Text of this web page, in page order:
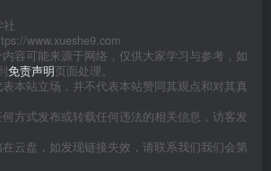
社
www.xueshe9.com
容可能来源于网络，仅供大家学习与参考，如
免责声明页面处理。
本站立场，并不代表本站赞同其观点和对其真
方式发布或转载任何违法的相关信息，访客发
云盘，如发现链接失效，请联系我们我们会第